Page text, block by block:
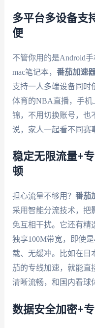
多平台多设备支
便
不管你用的是Android
mac笔记本， 番茄加速
支持一人多端设备同
体育的NBA直播，手机
锦，不用切换账号，也
说，家人一起看不同赛
稳定无限流量+
顿
担心流量不够用？ 番茄
采用智能分流技术，把
免互相干扰。它还有精
独享100M带宽，即使
载、无缓冲。比如在日
茄的专线加速，就能直
清晰流畅，和国内看球
数据安全加密+